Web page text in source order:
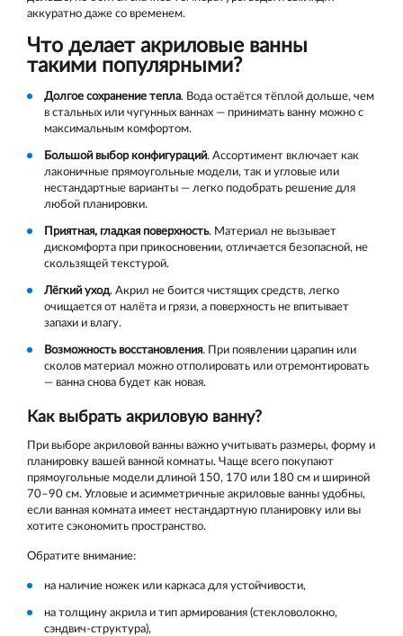
аккуратно даже со временем.
Что делает акриловые ванны
такими популярными?
Долгое сохранение тепла. Вода остаётся тёплой дольше, чем
в стальных или чугунных ваннах — принимать ванну можно с
максимальным комфортом.
Большой выбор конфигураций. Ассортимент включает как
лаконичные прямоугольные модели, так и угловые или
нестандартные варианты — легко подобрать решение для
любой планировки.
Приятная, гладкая поверхность. Материал не вызывает
дискомфорта при прикосновении, отличается безопасной, не
скользящей текстурой.
Лёгкий уход. Акрил не боится чистящих средств, легко
очищается от налёта и грязи, а поверхность не впитывает
запахи и влагу.
Возможность восстановления. При появлении царапин или
сколов материал можно отполировать или отремонтировать
— ванна снова будет как новая.
Как выбрать акриловую ванну?
При выборе акриловой ванны важно учитывать размеры, форму и
планировку вашей ванной комнаты. Чаще всего покупают
прямоугольные модели длиной 150, 170 или 180 см и шириной
70–90 см. Угловые и асимметричные акриловые ванны удобны,
если ванная комната имеет нестандартную планировку или вы
хотите сэкономить пространство.
Обратите внимание:
на наличие ножек или каркаса для устойчивости,
на толщину акрила и тип армирования (стекловолокно,
сэндвич‑структура),